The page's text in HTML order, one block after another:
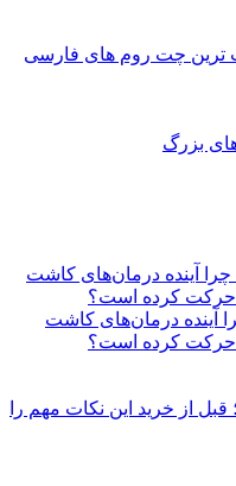
چت روم های فارسی
بزرگ
آینده درمان‌های کاشت
حرکت کرده است؟
راهنمای خرید محصولات نود 32؛ قبل از خرید این نکات مهم را